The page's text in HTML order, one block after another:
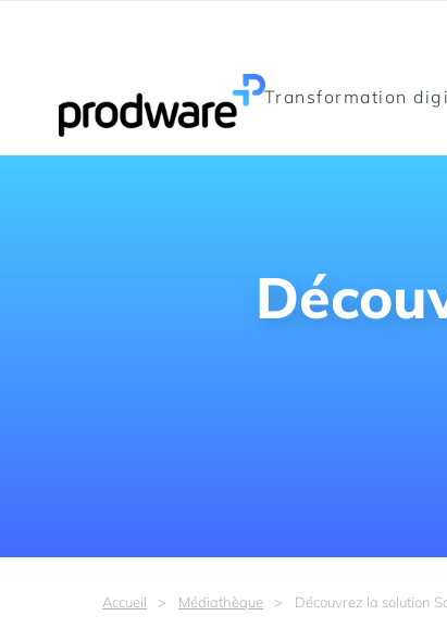
Transformation
Accueil Médiathèque Découvrez la solution